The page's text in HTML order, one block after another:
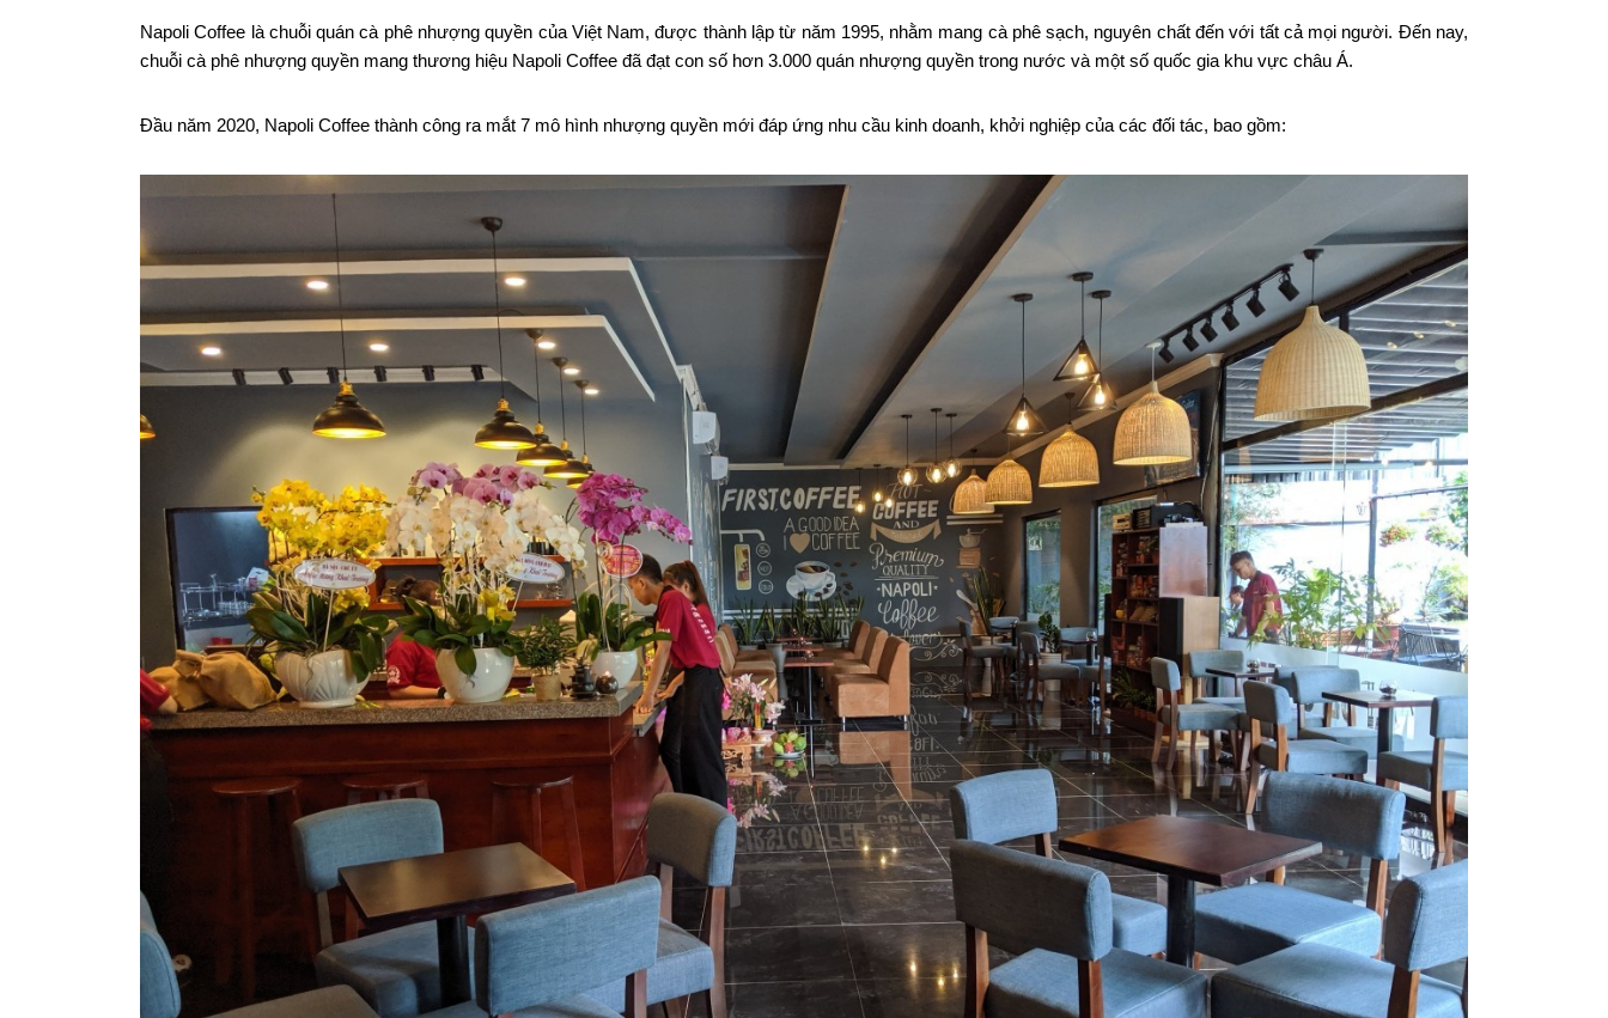
Napoli Coffee là chuỗi quán cà phê nhượng quyền của Việt Nam, được thành lập từ năm 1995, nhằm mang cà phê sạch, nguyên chất đến với tất cả mọi người. Đến nay,
chuỗi cà phê nhượng quyền mang thương hiệu Napoli Coffee đã đạt con số hơn 3.000 quán nhượng quyền trong nước và một số quốc gia khu vực châu Á.
Đầu năm 2020, Napoli Coffee thành công ra mắt 7 mô hình nhượng quyền mới đáp ứng nhu cầu kinh doanh, khởi nghiệp của các đối tác, bao gồm: